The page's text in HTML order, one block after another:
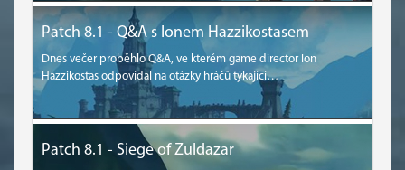
Patch 8.1 - Q&A s Ionem Hazzikostasem
Dnes večer proběhlo Q&A, ve kterém game director Ion
Hazzikostas odpovídal na otázky hráčů týkající…
Patch 8.1 - Siege of Zuldazar